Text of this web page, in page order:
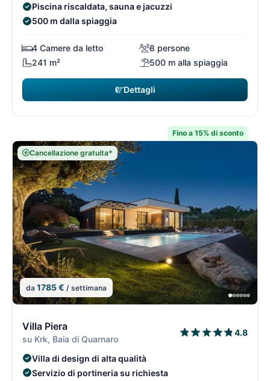
Piscina riscaldata, sauna e jacuzzi
500 m dalla spiaggia
4 Camere da letto
8 persone
241 m²
500 m alla spiaggia
Dettagli
Fino a 15% di sconto
Cancellazione gratuita*
da 1785 € / settimana
Villa Piera
su Krk, Baia di Quarnaro
4.8
Villa di design di alta qualità
Servizio di portineria su richiesta